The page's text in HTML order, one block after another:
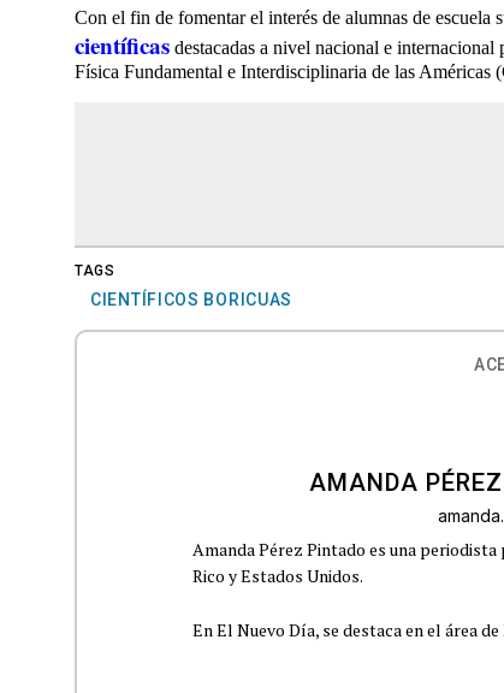
Con el fin de fomentar el interés de alumnas de
científicas destacadas a nivel nacional e
Física Fundamental e Interdisciplinaria de las Américas
TAGS
CIENTÍFICOS BORICUAS
AMANDA
Amanda Pérez Pintado es una
Rico y Estados Unidos.
En El Nuevo Día, se destaca en el área